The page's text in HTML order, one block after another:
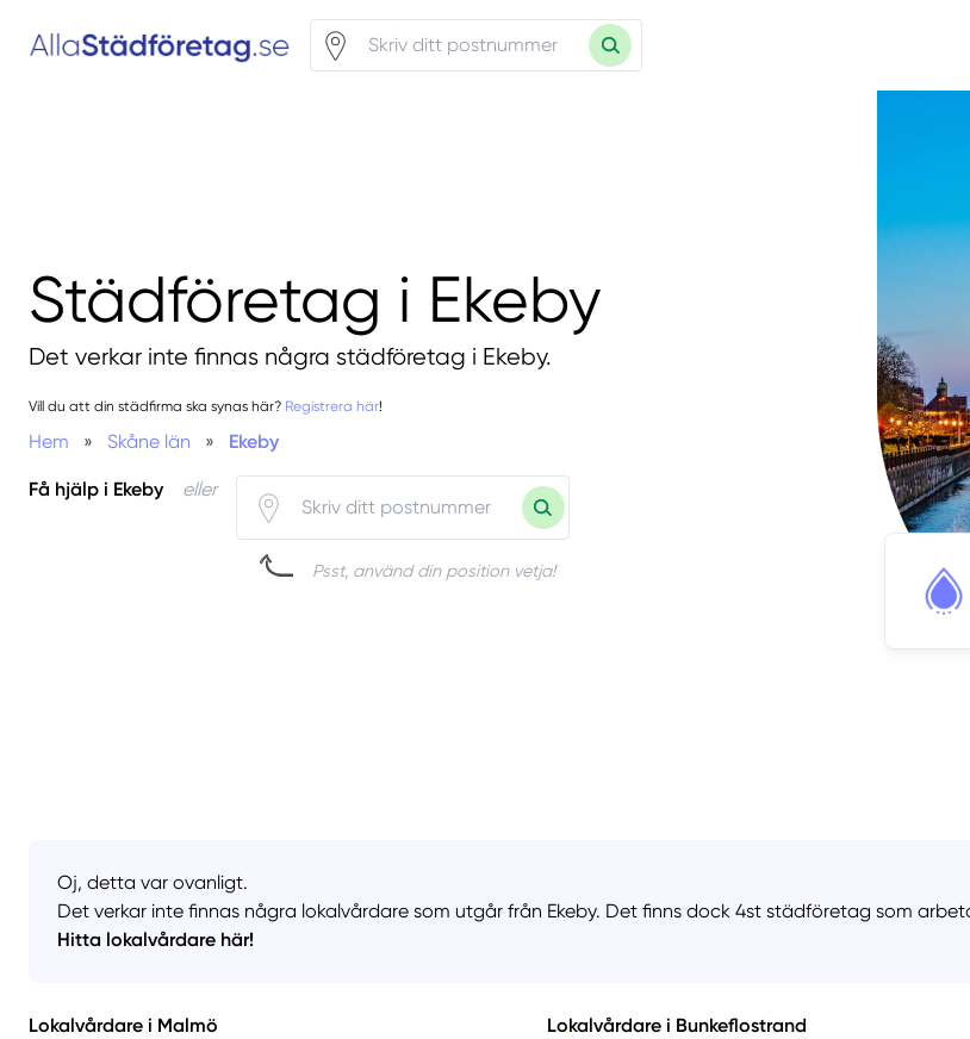
Städföretag i Ekeby
Det verkar inte finnas några städföretag i Ekeby.
Vill du att din städfirma ska synas här? Registrera här!
Hem » Skåne län » Ekeby
Få hjälp i Ekeby eller
Psst, använd din position vetja!
Oj, detta var ovanligt.
Det verkar inte finnas några lokalvårdare som utgår från Ekeby. Det finns dock 4st städföretag som
Hitta lokalvårdare här!
Lokalvårdare i Malmö Lokalvårdare i Bunkeflostrand